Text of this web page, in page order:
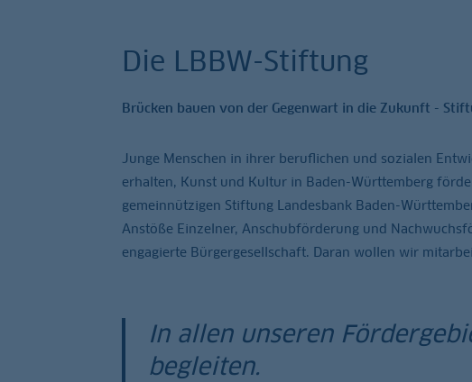
Die LBBW-Stiftung
Brücken bauen von der Gegenwart in die Zukunft -
Junge Menschen in ihrer beruflichen und sozialen
erhalten, Kunst und Kultur in Baden-Württemberg
gemeinnützigen Stiftung Landesbank Baden-
Anstöße Einzelner, Anschubförderung und
engagierte Bürgergesellschaft. Daran wollen wir
In allen unseren
begleiten.